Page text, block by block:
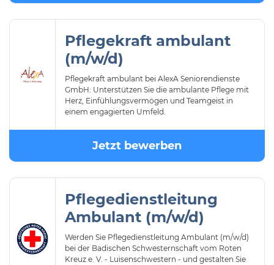
Pflegekraft ambulant
(m/w/d)
Pflegekraft ambulant bei AlexA Seniorendienste
GmbH: Unterstützen Sie die ambulante Pflege mit
Herz, Einfühlungsvermögen und Teamgeist in
einem engagierten Umfeld.
Jetzt bewerben
Pflegedienstleitung
Ambulant (m/w/d)
Werden Sie Pflegedienstleitung Ambulant (m/w/d)
bei der Badischen Schwesternschaft vom Roten
Kreuz e. V. - Luisenschwestern - und gestalten Sie